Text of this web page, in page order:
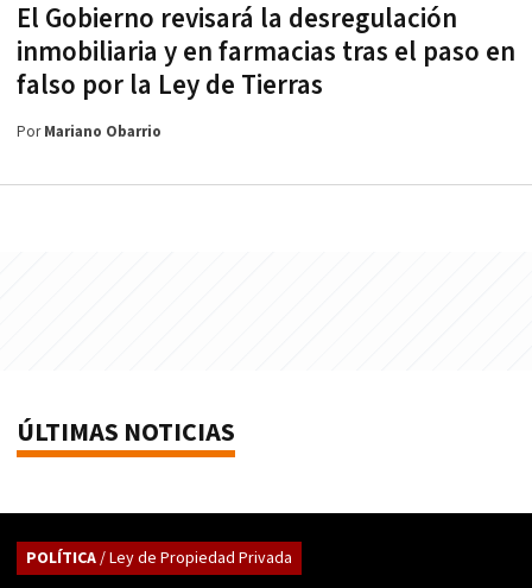
El Gobierno revisará la desregulación
inmobiliaria y en farmacias tras el paso en
falso por la Ley de Tierras
PorMariano Obarrio
ÚLTIMAS NOTICIAS
POLÍTICA/ Ley de Propiedad Privada